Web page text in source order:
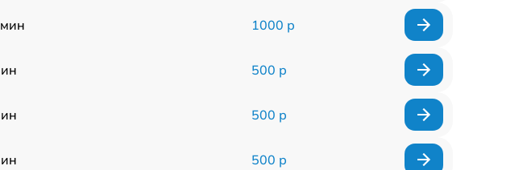
1000 р
500 р
500 р
500 р